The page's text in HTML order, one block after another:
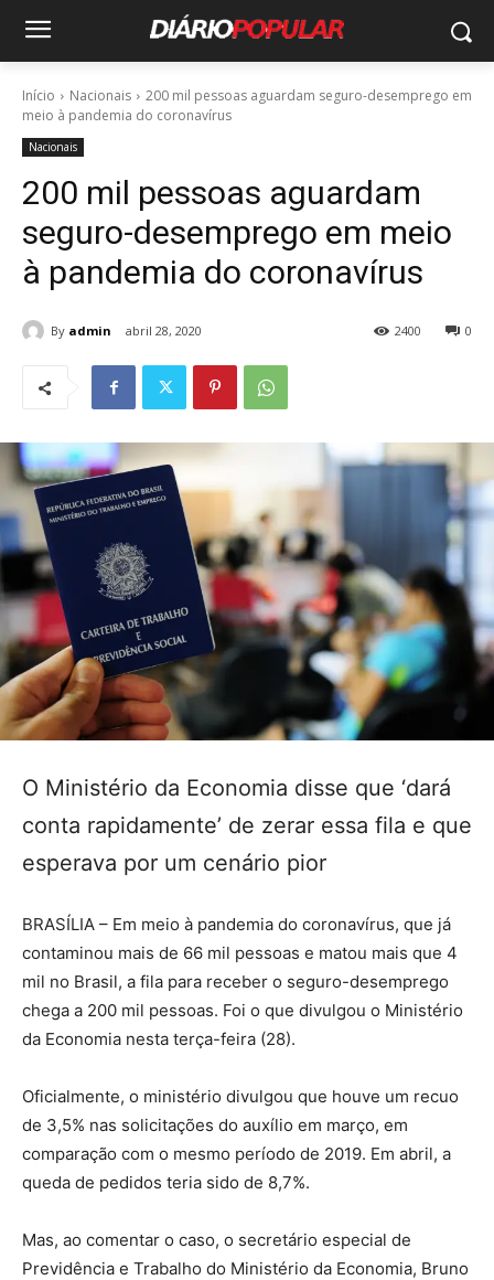
Início Nacionais
200 mil pessoas aguardam seguro-desemprego em
meio à pandemia do coronavírus
Nacionais
200 mil pessoas aguardam
seguro-desemprego em meio
à pandemia do coronavírus
By admin abril 28, 2020 0
2400
O Ministério da Economia disse que ‘dará
conta rapidamente’ de zerar essa fila e que
esperava por um cenário pior
BRASÍLIA – Em meio à pandemia do coronavírus, que já
contaminou mais de 66 mil pessoas e matou mais que 4
mil no Brasil, a fila para receber o seguro-desemprego
chega a 200 mil pessoas. Foi o que divulgou o Ministério
da Economia nesta terça-feira (28).
Oficialmente, o ministério divulgou que houve um recuo
de 3,5% nas solicitações do auxílio em março, em
comparação com o mesmo período de 2019. Em abril, a
queda de pedidos teria sido de 8,7%.
Mas, ao comentar o caso, o secretário especial de
Previdência e Trabalho do Ministério da Economia, Bruno